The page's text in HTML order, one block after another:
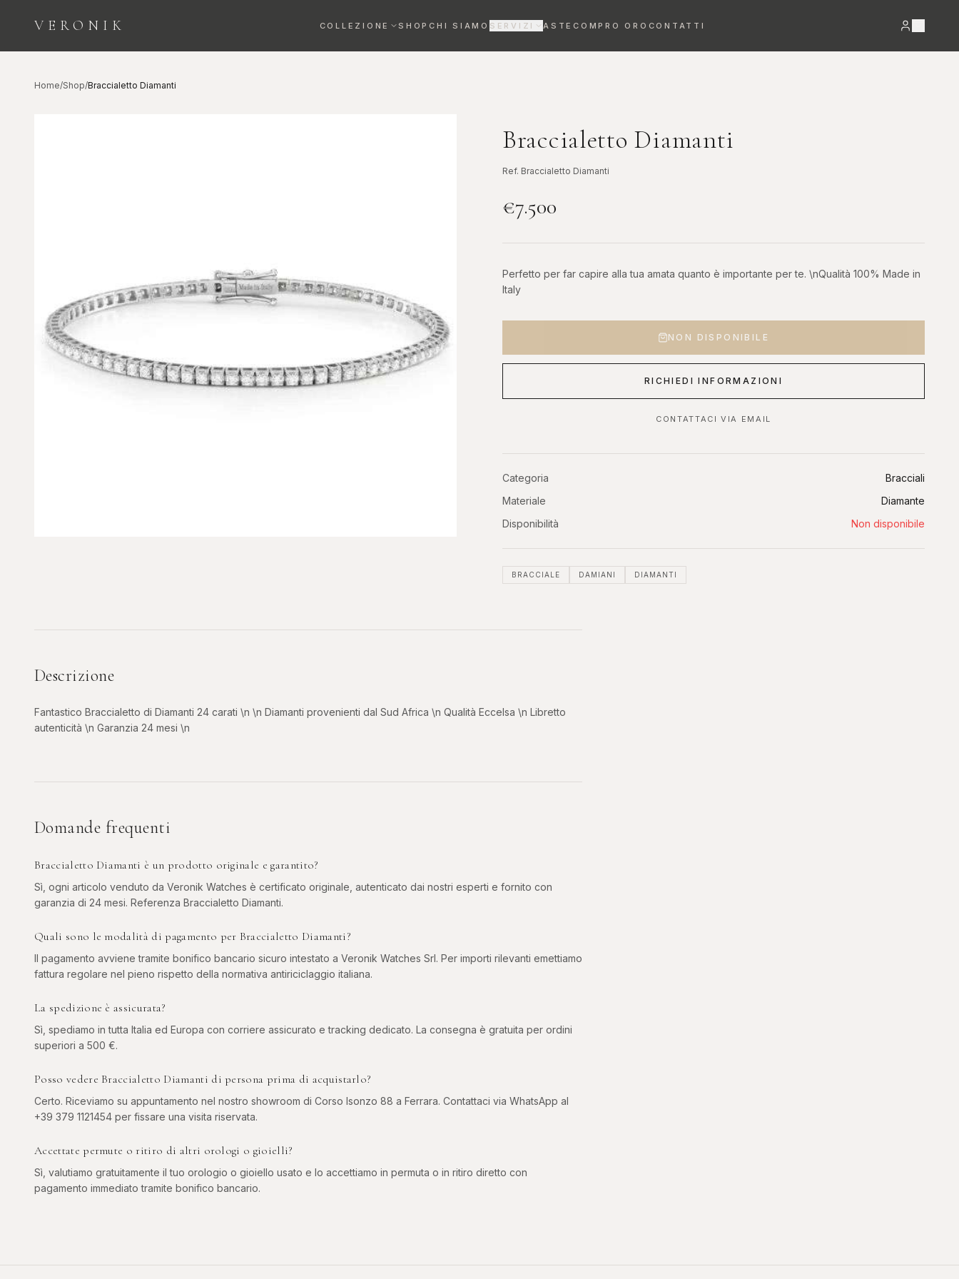
VERONIK COLLEZIONE SHOP CHI SIAMO SERVIZI
Maestri orologiai certificati
DIAMANTI DA INVESTIMENTO
ASTE COMPRO ORO CONTATTI
Bracciali Orecchini
INVESTIMENTO & ASTE
DIAMANTI DA
INVESTIMENTO
Pietre certificate GIA / IGI
INVESTIMENTO
Daytona, Submariner, GMT
ASTE OROLOGI ONLINE ASTE DIAMANTI ONLINE
Home/Shop/Braccialetto Diamanti
Braccialetto Diamanti
Ref. Braccialetto Diamanti
€7.500
Perfetto per far capire alla tua amata quanto è importante per te. \nQualità 100% Made in
Italy
NON DISPONIBILE
RICHIEDI INFORMAZIONI
CONTATTACI VIA EMAIL
Categoria
Bracciali
Materiale
Diamante
Disponibilità
Non disponibile
BRACCIALE DAMIANI DIAMANTI
Descrizione
Fantastico Braccialetto di Diamanti 24 carati \n \n Diamanti provenienti dal Sud Africa \n Qualità Eccelsa \n Libretto
autenticità \n Garanzia 24 mesi \n
Domande frequenti
Braccialetto Diamanti è un prodotto originale e garantito?
Sì, ogni articolo venduto da Veronik Watches è certificato originale, autenticato dai nostri esperti e fornito con
garanzia di 24 mesi. Referenza Braccialetto Diamanti.
Quali sono le modalità di pagamento per Braccialetto Diamanti?
Il pagamento avviene tramite bonifico bancario sicuro intestato a Veronik Watches Srl. Per importi rilevanti emettiamo
fattura regolare nel pieno rispetto della normativa antiriciclaggio italiana.
La spedizione è assicurata?
Sì, spediamo in tutta Italia ed Europa con corriere assicurato e tracking dedicato. La consegna è gratuita per ordini
superiori a 500 €.
Posso vedere Braccialetto Diamanti di persona prima di acquistarlo?
Certo. Riceviamo su appuntamento nel nostro showroom di Corso Isonzo 88 a Ferrara. Contattaci via WhatsApp al
+39 379 1121454 per fissare una visita riservata.
Accettate permute o ritiro di altri orologi o gioielli?
Sì, valutiamo gratuitamente il tuo orologio o gioiello usato e lo accettiamo in permuta o in ritiro diretto con
pagamento immediato tramite bonifico bancario.